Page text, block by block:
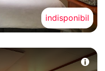
indisponibil